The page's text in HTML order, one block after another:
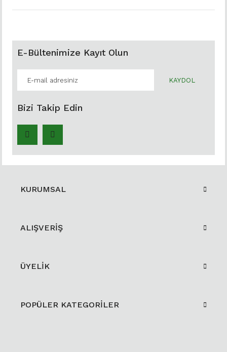
E-Bültenimize Kayıt Olun
KAYDOL
Bizi Takip Edin
KURUMSAL
ALIŞVERİŞ
ÜYELİK
POPÜLER KATEGORİLER